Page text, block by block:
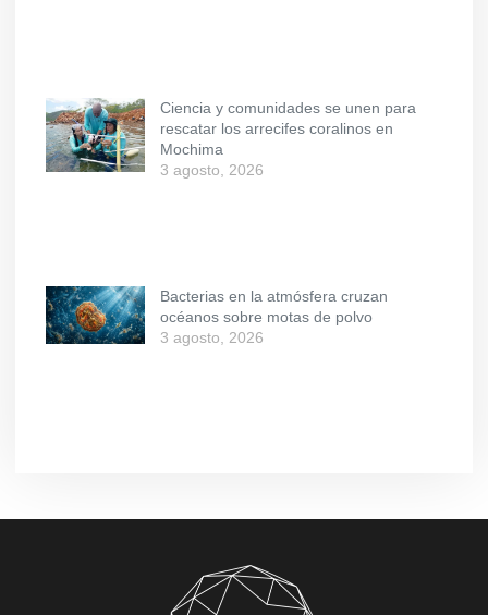
Ciencia y comunidades se unen para
rescatar los arrecifes coralinos en
Mochima
3 agosto, 2026
Bacterias en la atmósfera cruzan
océanos sobre motas de polvo
3 agosto, 2026